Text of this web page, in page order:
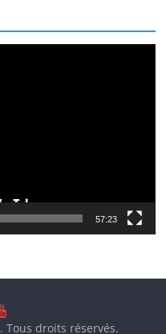
57:23
. Tous droits réservés.